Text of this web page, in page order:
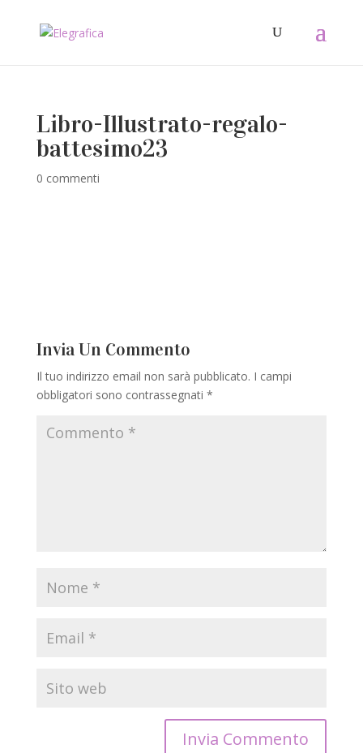
Libro-Illustrato-regalo-
battesimo23
0 commenti
Invia Un Commento
Il tuo indirizzo email non sarà pubblicato. I campi
obbligatori sono contrassegnati *